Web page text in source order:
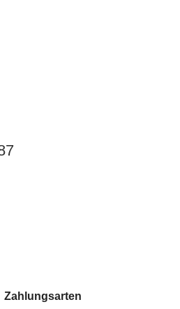
Zahlungsarten